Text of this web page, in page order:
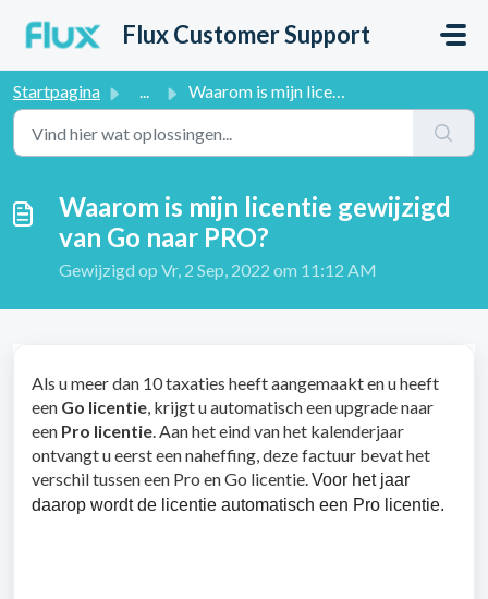
Flux Customer Support
Startpagina ... Waarom is mijn licentie gewijzigd van Go naar PRO?
Waarom is mijn licentie gewijzigd
van Go naar PRO?
Gewijzigd op Vr, 2 Sep, 2022 om 11:12 AM
Als u meer dan 10 taxaties heeft aangemaakt en u heeft
een Go licentie, krijgt u automatisch een upgrade naar
een Pro licentie. Aan het eind van het kalenderjaar
ontvangt u eerst een naheffing, deze factuur bevat het
verschil tussen een Pro en Go licentie.Voor het jaar
daarop wordt de licentie automatisch een Pro licentie.